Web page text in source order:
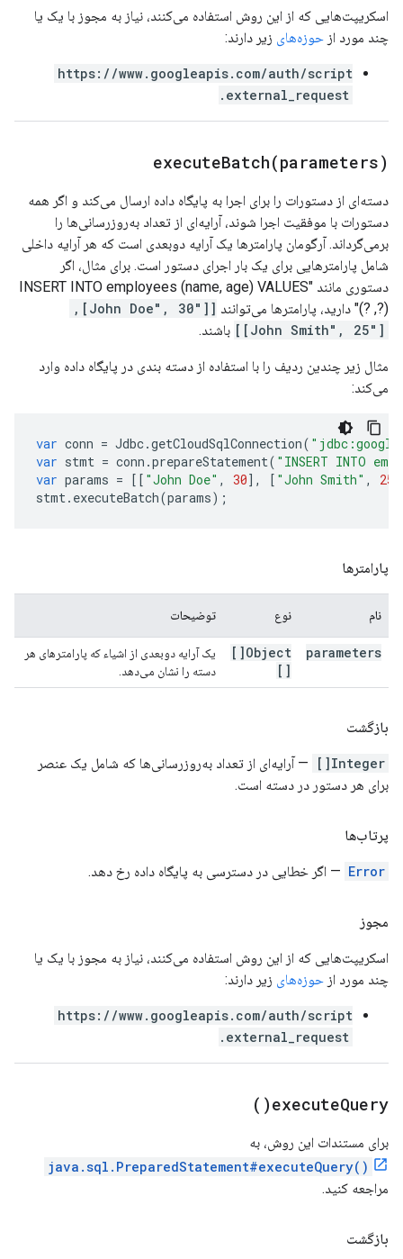
اسکریپت‌هایی که از این روش استفاده می‌کنند، نیاز به مجوز با یک یا
چند مورد از حوزه‌های زیر دارند:
https://www.googleapis.com/auth/script
.external_request
executeBatch(parameters)
دسته‌ای از دستورات را برای اجرا به پایگاه داده ارسال می‌کند و اگر همه
دستورات با موفقیت اجرا شوند، آرایه‌ای از تعداد به‌روزرسانی‌ها را
برمی‌گرداند. آرگومان پارامترها یک آرایه دوبعدی است که هر آرایه داخلی
شامل پارامترهایی برای یک بار اجرای دستور است. برای مثال، اگر
دستوری مانند "INSERT INTO employees (name, age) VALUES
(?, ?)" دارید، پارامترها می‌توانند
[["John Doe", 30],
["John Smith", 25]]
باشند.
مثال زیر چندین ردیف را با استفاده از دسته بندی در پایگاه داده وارد
می‌کند:
var conn = Jdbc.getCloudSqlConnection(
var stmt = conn .prepareStatement( "INSERT INTO
var params = [[ "John Doe" , 30], [ "John Smith" , 25
stmt. executeBatch(params);
پارامترها
نام نوع توضیحات
parameters
Object[]
[]
یک آرایه دوبعدی از اشیاء که پارامترهای هر
دسته را نشان می‌دهد.
بازگشت
Integer[]
— آرایه‌ای از تعداد به‌روزرسانی‌ها که شامل یک عنصر
برای هر دستور در دسته است.
پرتاب‌ها
Error — اگر خطایی در دسترسی به پایگاه داده رخ دهد.
مجوز
اسکریپت‌هایی که از این روش استفاده می‌کنند، نیاز به مجوز با یک یا
چند مورد از حوزه‌های زیر دارند:
https://www.googleapis.com/auth/script
.external_request
executeQuery(
)
برای مستندات این روش، به
java.sql.PreparedStatement#executeQuery()
مراجعه کنید.
بازگشت